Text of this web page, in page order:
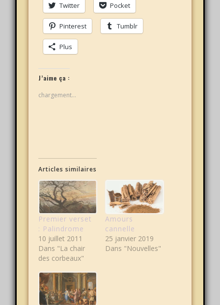
Twitter Pocket
Pinterest Tumblr
Plus
J’aime ça :
chargement…
Articles similaires
Premier verset
: Palindrome
10 juillet 2011
Dans "La chair
des corbeaux"
Amours
cannelle
25 janvier 2019
Dans "Nouvelles"